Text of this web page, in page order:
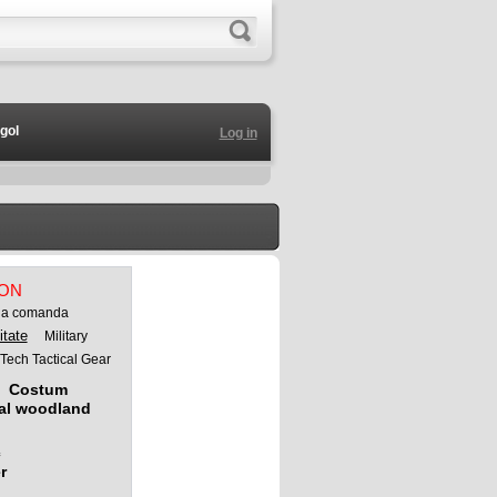
Log in
comanda
Military
Tactical Gear
Costum
woodland